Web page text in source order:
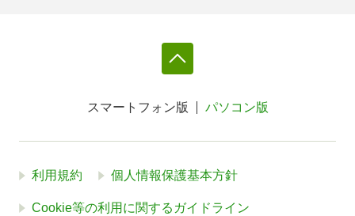
スマートフォン版 パソコン版
利用規約 個人情報保護基本方針
Cookie等の利用に関するガイドライン